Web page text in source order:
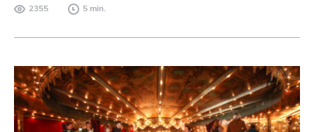
2355 5 min.